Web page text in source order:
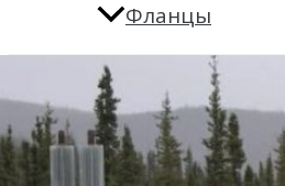
Фланцы